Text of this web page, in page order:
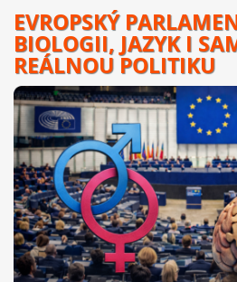
EVROPSKÝ
BIOLOGII, JAZYK I
REÁLNOU POLITIKU